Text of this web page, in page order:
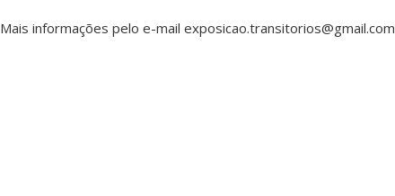
Mais informações pelo e-mail exposicao.transitorios@gmail.com